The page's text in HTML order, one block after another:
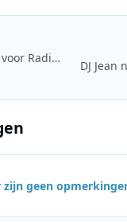
Nieuw jinglepakket voor Radio 10
DJ Jean
zijn geen